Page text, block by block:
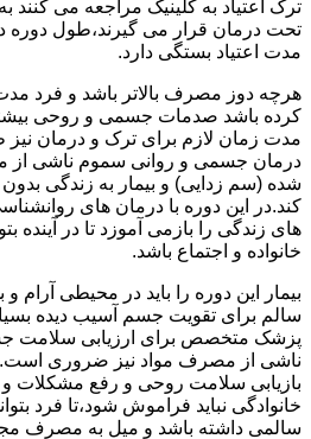
ترک اعتیاد به کلینیک مراجعه می کنند
تحت درمان قرار می گیرند،طول دوره
مدت اعتیاد بستگی دارد.
هرچه دوز مصرف بالاتر باشد و فرد
کرده باشد صدمات جسمی و روحی
مدت زمان لازم برای ترک و درمان
درمان جسمی و روانی سموم ناشی از
شده (سم زدایی) و بیمار به زندگی
کند.در این دوره با درمان های
های زندگی را بازمی آموزد تا در آینده
خانواده و اجتماع باشد.
بیمار این دوره را باید در محیطی آرام
سالم برای تقویت جسم آسیب دیده
پزشک متخصص برای ارزیابی سلامت
ناشی از مصرف مواد نیز ضروری
بازیابی سلامت روحی و رفع مشکلات
خانوادگی نباید فراموش شود،تا فرد
سالمی داشته باشد و میل به مصرف